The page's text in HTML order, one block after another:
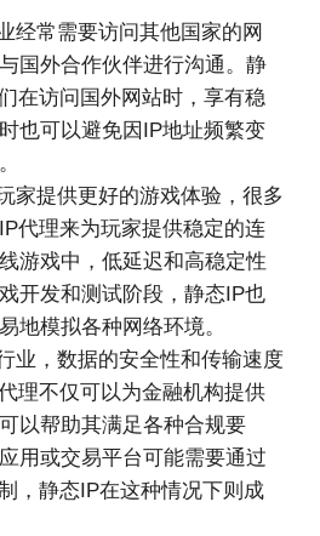
经常需要访问其他国家的网
国外合作伙伴进行沟通。静
在访问国外网站时，享有稳
也可以避免因IP地址频繁变
家提供更好的游戏体验，很多
代理来为玩家提供稳定的连
游戏中，低延迟和高稳定性
开发和测试阶段，静态IP也
地模拟各种网络环境。
业，数据的安全性和传输速度
理不仅可以为金融机构提供
以帮助其满足各种合规要
用或交易平台可能需要通过
，静态IP在这种情况下则成